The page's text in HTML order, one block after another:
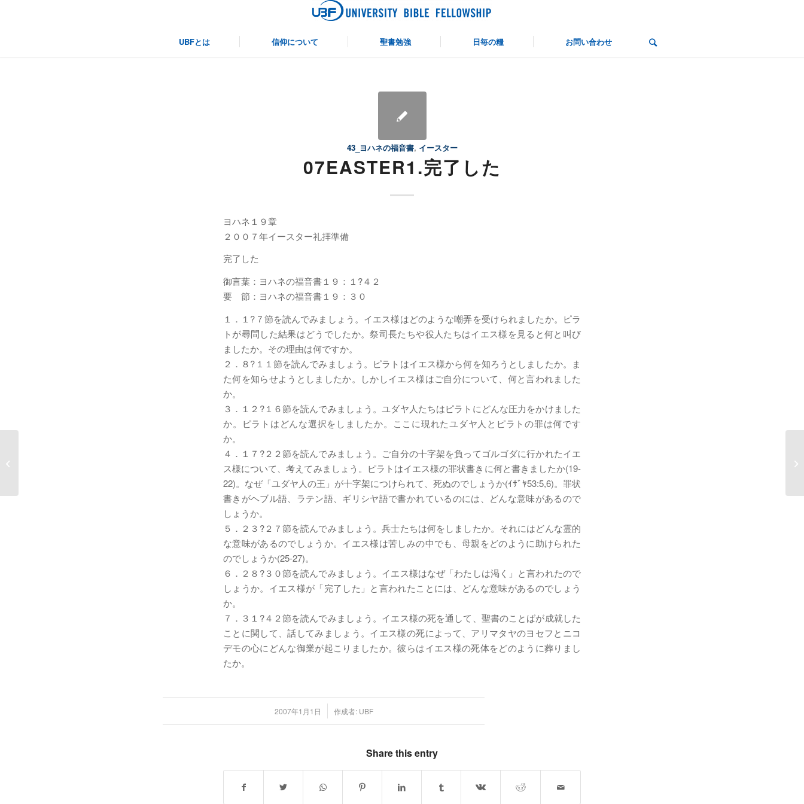
UBFとは 信仰について 聖書勉強 日毎の糧 お問い合わせ
43_ヨハネの福音書, イースター
07EASTER1.完了した
ヨハネ１９章
２００７年イースター礼拝準備
完了した
御言葉：ヨハネの福音書１９：１?４２
要 節：ヨハネの福音書１９：３０
１．１?７節を読んでみましょう。イエス様はどのような嘲弄を受けられましたか。ピラ
トが尋問した結果はどうでしたか。祭司長たちや役人たちはイエス様を見ると何と叫び
ましたか。その理由は何ですか。
２．８?１１節を読んでみましょう。ピラトはイエス様から何を知ろうとしましたか。ま
た何を知らせようとしましたか。しかしイエス様はご自分について、何と言われました
か。
３．１２?１６節を読んでみましょう。ユダヤ人たちはピラトにどんな圧力をかけました
か。ピラトはどんな選択をしましたか。ここに現れたユダヤ人とピラトの罪は何です
か。
４．１７?２２節を読んでみましょう。ご自分の十字架を負ってゴルゴダに行かれたイエ
ス様について、考えてみましょう。ピラトはイエス様の罪状書きに何と書きましたか(19-
22)。なぜ「ユダヤ人の王」が十字架につけられて、死ぬのでしょうか(ｲｻﾞﾔ53:5,6)。罪状
書きがヘブル語、ラテン語、ギリシヤ語で書かれているのには、どんな意味があるので
しょうか。
５．２３?２７節を読んでみましょう。兵士たちは何をしましたか。それにはどんな霊的
な意味があるのでしょうか。イエス様は苦しみの中でも、母親をどのように助けられた
のでしょうか(25-27)。
６．２８?３０節を読んでみましょう。イエス様はなぜ「わたしは渇く」と言われたので
しょうか。イエス様が「完了した」と言われたことには、どんな意味があるのでしょう
か。
７．３１?４２節を読んでみましょう。イエス様の死を通して、聖書のことばが成就した
ことに関して、話してみましょう。イエス様の死によって、アリマタヤのヨセフとニコ
デモの心にどんな御業が起こりましたか。彼らはイエス様の死体をどのように葬りまし
たか。
2007年1月1日
/ 作成者: UBF
Share this entry